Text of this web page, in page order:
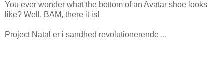
You ever wonder what the bottom of an Avatar shoe looks
like? Well, BAM, there it is!
Project Natal er i sandhed revolutionerende ...